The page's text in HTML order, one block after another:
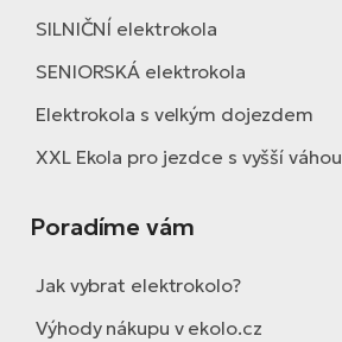
SILNIČNÍ elektrokola
SENIORSKÁ elektrokola
Elektrokola s velkým dojezdem
XXL Ekola pro jezdce s vyšší váhou
Poradíme vám
Jak vybrat elektrokolo?
Výhody nákupu v ekolo.cz